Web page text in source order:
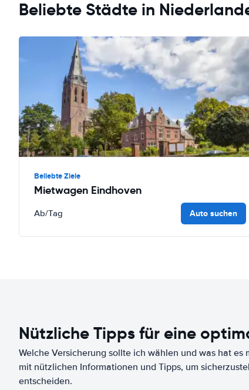
Beliebte Städte in
Beliebte Ziele
Mietwagen Eindhoven
Ab/Tag Auto suchen
Nützliche Tipps für eine
Welche Versicherung sollte ich wählen und was hat es
mit nützlichen Informationen und Tipps, um
entscheiden.